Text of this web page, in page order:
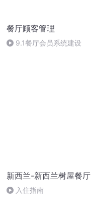
餐厅顾客管理
9.1餐厅会员系统建设
新西兰-新西兰树屋餐厅
入住指南